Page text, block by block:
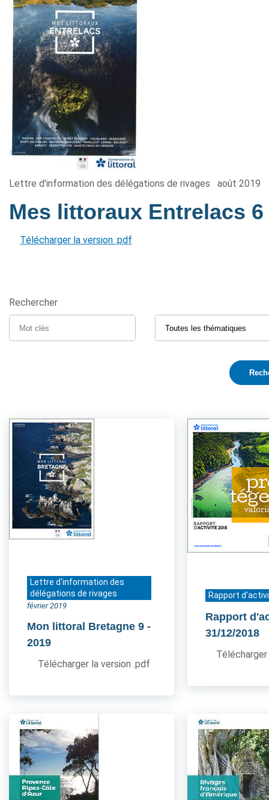
Lettre d'information des délégations de rivages août 2019
Mes littoraux Entrelacs 6
Télécharger la version .pdf
Rechercher
Lettre d'information des
délégations de rivages
février 2019
Mon littoral Bretagne 9 -
2019
Télécharger la version .pdf
Rapport
Rapport
31/12/2018